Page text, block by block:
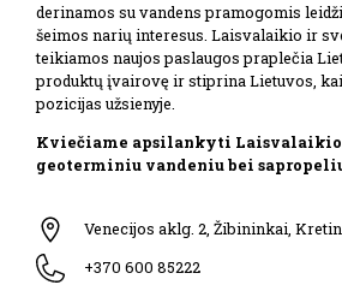
derinamos su vandens pramogomis
šeimos narių interesus. Laisvalaikio ir
teikiamos naujos paslaugos praplečia
produktų įvairovę ir stiprina Lietuvos,
pozicijas užsienyje.
Kviečiame apsilankyti
geoterminiu vandeniu bei
Venecijos aklg. 2, Žibininkai,
+370 600 85222